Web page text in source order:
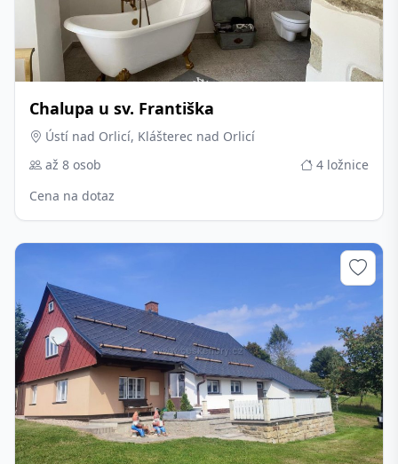
Chalupa u sv. Františka
Ústí nad Orlicí, Klášterec nad Orlicí
až 8 osob
4 ložnice
Cena na dotaz